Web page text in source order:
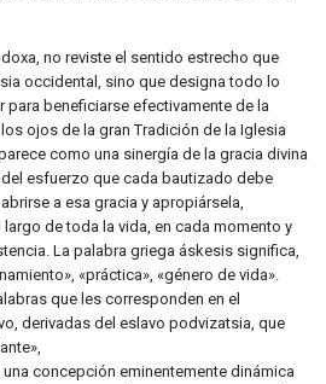
no reviste el sentido estrecho que
occidental, sino que designa todo lo
beneficiarse efectivamente de la
ojos de la gran Tradición de la Iglesia
como una sinergía de la gracia divina
esfuerzo que cada bautizado debe
a esa gracia y apropiársela,
de toda la vida, en cada momento y
La palabra griega áskesis significa,
«práctica», «género de vida».
que les corresponden en el
derivadas del eslavo podvizatsia, que
concepción eminentemente dinámica